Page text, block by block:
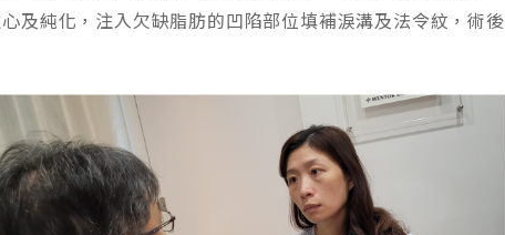
及純化，注入欠缺脂肪的凹陷部位填補淚溝及法令紋，術後